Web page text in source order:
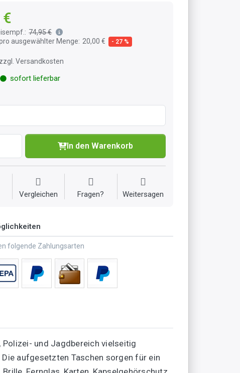
€
74,95 €
ausgewählter Menge: 20,00 € - 27 %
Versandkosten
sofort lieferbar
In den Warenkorb
Vergleichen Fragen? Weitersagen
folgende Zahlungsarten
Polizei- und Jagdbereich vielseitig
aufgesetzten Taschen sorgen für ein